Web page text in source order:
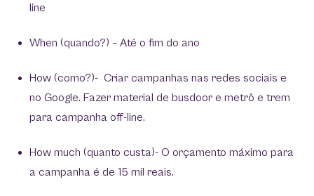
line
‍When (quando?) – Até o fim do ano
‍How (como?)- Criar campanhas nas redes sociais e
no Google. Fazer material de busdoor e metrô e trem
para campanha off-line.
‍How much (quanto custa)- O orçamento máximo para
a campanha é de 15 mil reais.